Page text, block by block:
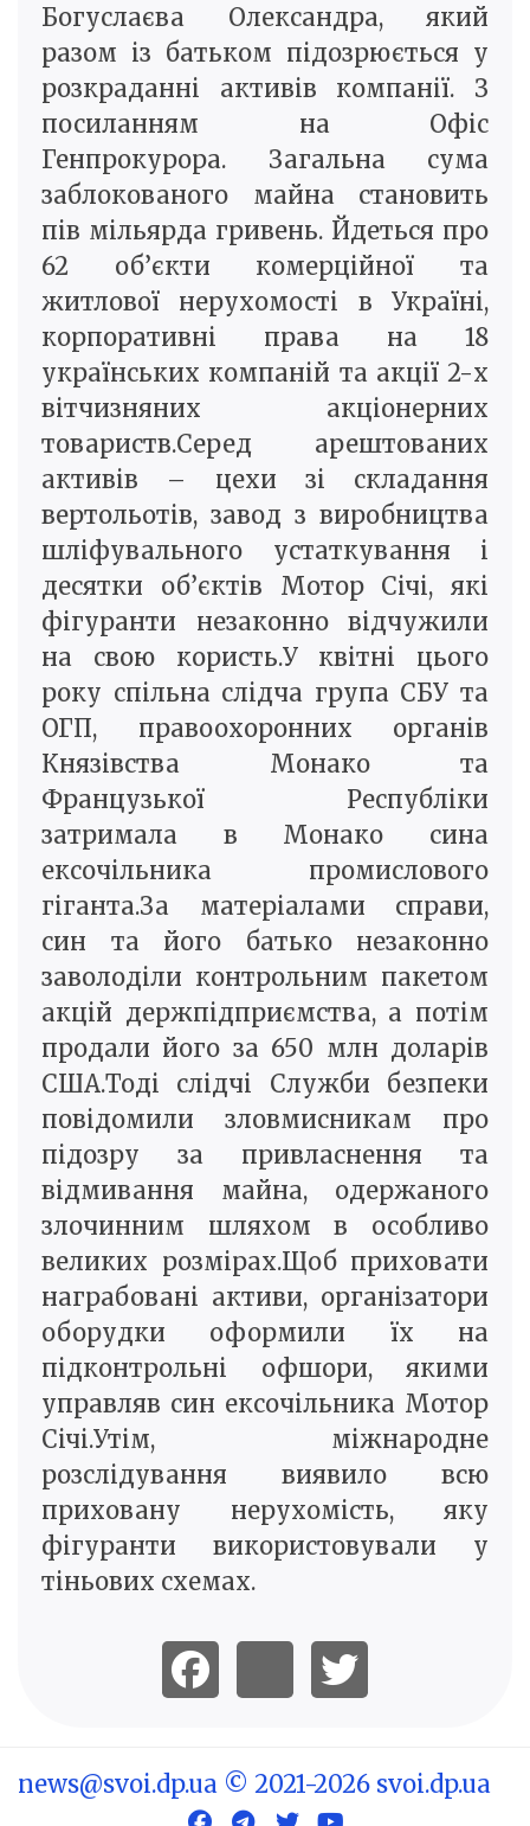
Богуслаєва Олександра, який
разом із батьком підозрюється у
розкраданні активів компанії. З
посиланням на Офіс
Генпрокурора. Загальна сума
заблокованого майна становить
пів мільярда гривень. Йдеться про
62 об’єкти комерційної та
житлової нерухомості в Україні,
корпоративні права на 18
українських компаній та акції 2-х
вітчизняних акціонерних
товариств.Серед арештованих
активів – цехи зі складання
вертольотів, завод з виробництва
шліфувального устаткування і
десятки об’єктів Мотор Січі, які
фігуранти незаконно відчужили
на свою користь.У квітні цього
року спільна слідча група СБУ та
ОГП, правоохоронних органів
Князівства Монако та
Французької Республіки
затримала в Монако сина
ексочільника промислового
гіганта.За матеріалами справи,
син та його батько незаконно
заволоділи контрольним пакетом
акцій держпідприємства, а потім
продали його за 650 млн доларів
США.Тоді слідчі Служби безпеки
повідомили зловмисникам про
підозру за привласнення та
відмивання майна, одержаного
злочинним шляхом в особливо
великих розмірах.Щоб приховати
награбовані активи, організатори
оборудки оформили їх на
підконтрольні офшори, якими
управляв син ексочільника Мотор
Січі.Утім, міжнародне
розслідування виявило всю
приховану нерухомість, яку
фігуранти використовували у
тіньових схемах.
news@svoi.dp.ua © 2021-2026 svoi.dp.ua